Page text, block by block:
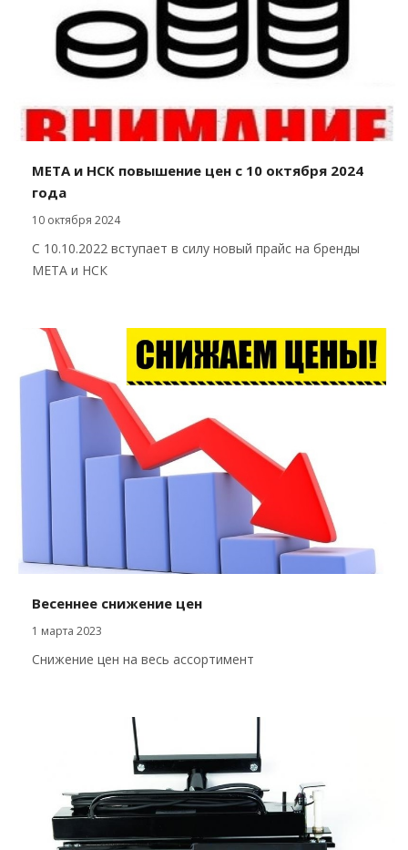
МЕТА и НСК повышение цен с 10 октября 2024
года
10 октября 2024
С 10.10.2022 вступает в силу новый прайс на бренды
МЕТА и НСК
Весеннее снижение цен
1 марта 2023
Снижение цен на весь ассортимент